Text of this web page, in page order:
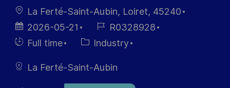
LocationLa Ferté-Saint-Aubin, Loiret, 45240
Posted
Date
2026-05-21
Job
Id
R0328928
HiringFull time Category
Industry
La Ferté-Saint-Aubin